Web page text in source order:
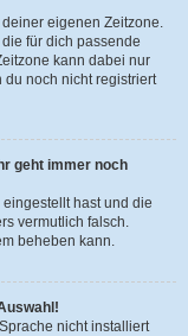
eigenen Zeitzone.
für dich passende
kann dabei nur
noch nicht registriert
geht immer noch
hast und die
vermutlich falsch.
beheben kann.
nicht installiert